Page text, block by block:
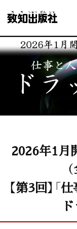
2026年1
【第3回】